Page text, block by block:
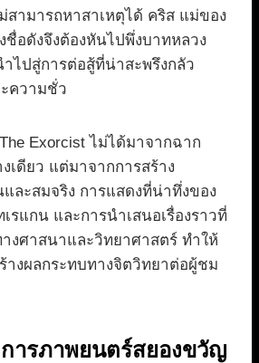
สามารถหาสาเหตุได้ คริส แม่ของ
ชื่อดังจึงต้องหันไปพึ่งบาทหลวง
ไปสู่การต่อสู้ที่น่าสะพรึงกลัว
ความชั่ว
Exorcist ไม่ได้มาจากฉาก
เดียว แต่มาจากการสร้าง
ละสมจริง การแสดงที่น่าทึ่งของ
รแกน และการนำเสนอเรื่องราวที่
งศาสนาและวิทยาศาสตร์ ทำให้
างผลกระทบทางจิตวิทยาต่อผู้ชม
ารภาพยนตร์สยองขวัญ